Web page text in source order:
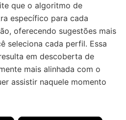
que o algoritmo de
específico para cada
oferecendo sugestões mais
seleciona cada perfil. Essa
em descoberta de
mais alinhada com o
assistir naquele momento